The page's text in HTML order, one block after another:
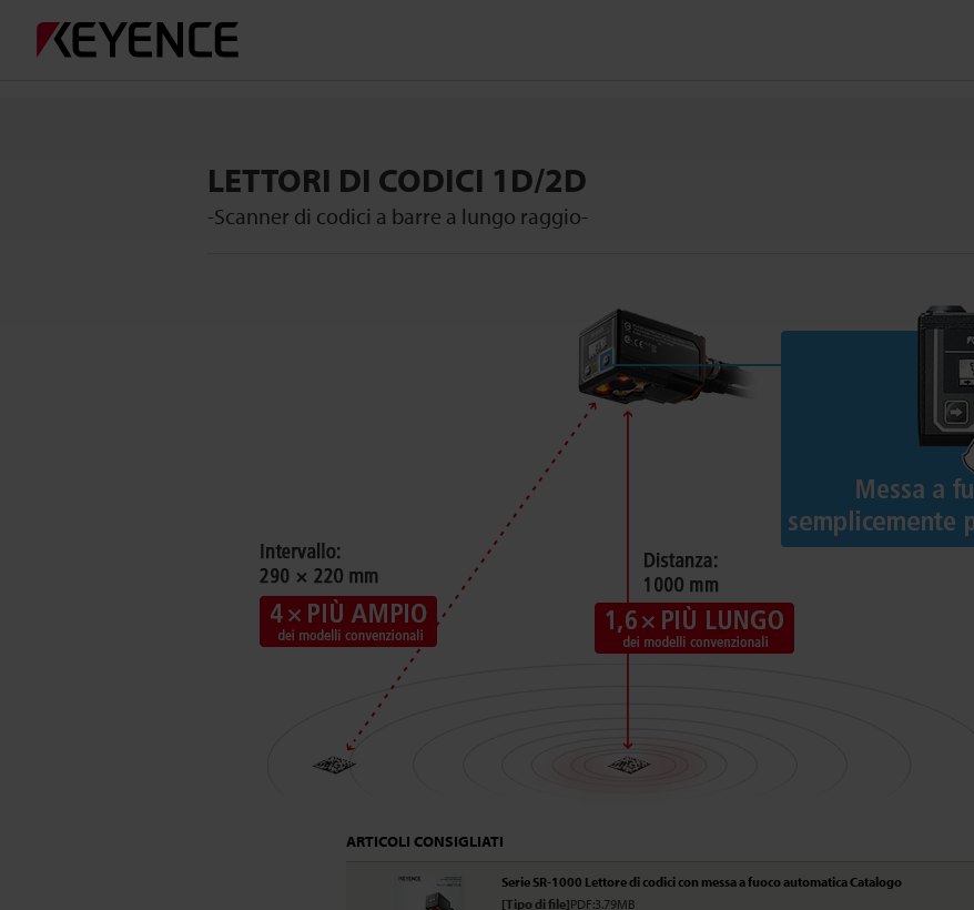
LETTORI DI CODICI 1D/2D
-Scanner di codici a barre a lungo raggio-
ARTICOLI CONSIGLIATI
Serie SR-1000 Lettore di codici con messa a fuoco automatica Catalogo
[Tipo di file]PDF:3.79MB